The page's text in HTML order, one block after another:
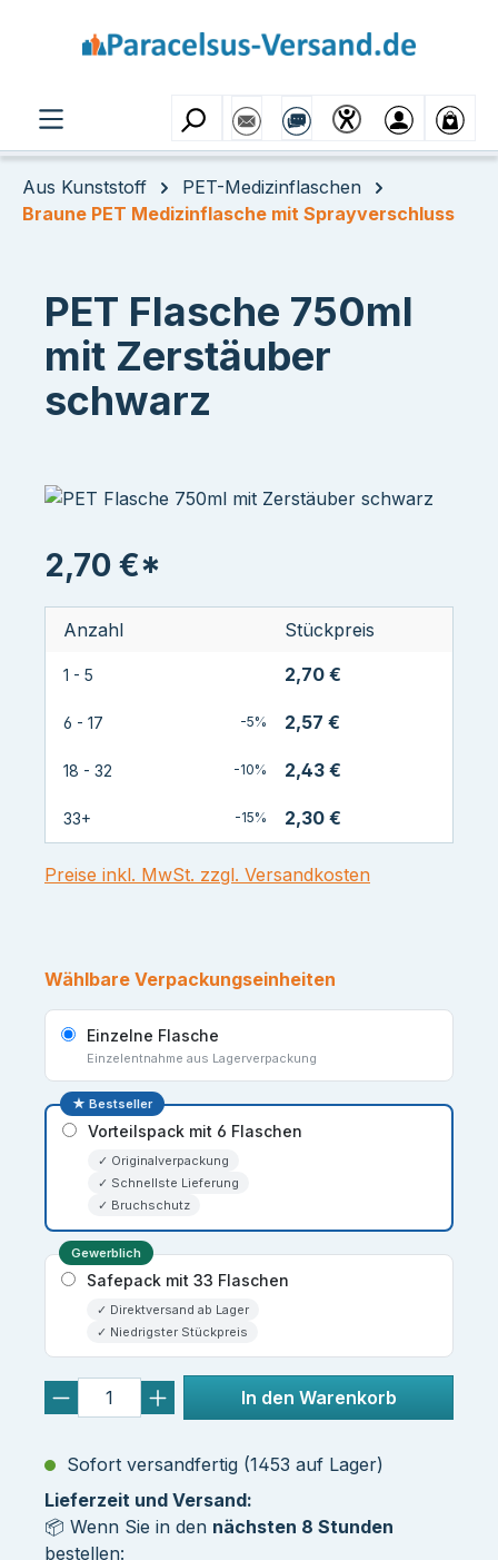
Aus Kunststoff
PET-Medizinflaschen
Braune PET Medizinflasche mit Sprayverschluss
PET Flasche 750ml
mit Zerstäuber
schwarz
2,70 €*
Anzahl Stückpreis
1 - 5 2,70 €
6 - 17 -5% 2,57 €
18 - 32 -10% 2,43 €
33+ -15% 2,30 €
Preise inkl. MwSt. zzgl. Versandkosten
Wählbare Verpackungseinheiten
Einzelne Flasche
Einzelentnahme aus Lagerverpackung
★ Bestseller
Vorteilspack mit 6 Flaschen
✓ Originalverpackung
✓ Schnellste Lieferung
✓ Bruchschutz
Gewerblich
Safepack mit 33 Flaschen
✓ Direktversand ab Lager
✓ Niedrigster Stückpreis
In den Warenkorb
Sofort versandfertig (1453 auf Lager)
Lieferzeit und Versand:
📦 Wenn Sie in den nächsten 8 Stunden
bestellen: